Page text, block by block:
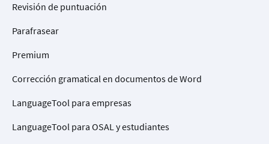
Revisión de puntuación
Parafrasear
Premium
Corrección gramatical en documentos de Word
LanguageTool para empresas
LanguageTool para OSAL y estudiantes